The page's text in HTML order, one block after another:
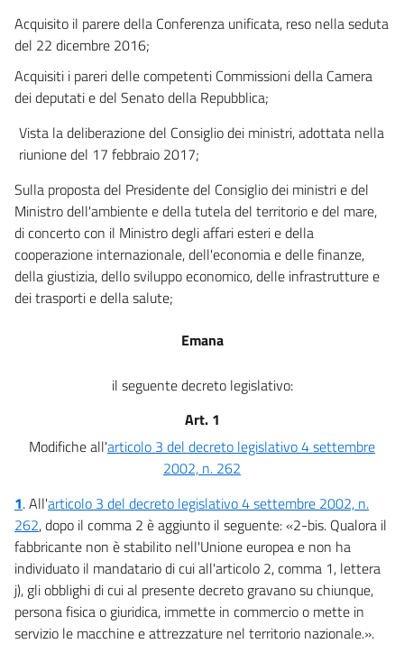
Acquisito il parere della Conferenza unificata, reso nella seduta
del 22 dicembre 2016;
Acquisiti i pareri delle competenti Commissioni della Camera
dei deputati e del Senato della Repubblica;
Vista la deliberazione del Consiglio dei ministri, adottata nella
riunione del 17 febbraio 2017;
Sulla proposta del Presidente del Consiglio dei ministri e del
Ministro dell'ambiente e della tutela del territorio e del mare,
di concerto con il Ministro degli affari esteri e della
cooperazione internazionale, dell'economia e delle finanze,
della giustizia, dello sviluppo economico, delle infrastrutture e
dei trasporti e della salute;
Emana
il seguente decreto legislativo:
Art. 1
Modifiche all'articolo 3 del decreto legislativo 4 settembre
2002, n. 262
1.All'articolo 3 del decreto legislativo 4 settembre 2002, n.
262, dopo il comma 2 è aggiunto il seguente: «2-bis. Qualora il
fabbricante non è stabilito nell'Unione europea e non ha
individuato il mandatario di cui all'articolo 2, comma 1, lettera
j), gli obblighi di cui al presente decreto gravano su chiunque,
persona fisica o giuridica, immette in commercio o mette in
servizio le macchine e attrezzature nel territorio nazionale.».